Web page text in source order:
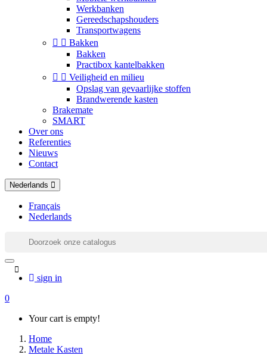
Werkbanken
Gereedschapshouders
Transportwagens
  Bakken
Bakken
Practibox kantelbakken
  Veiligheid en milieu
Opslag van gevaarlijke stoffen
Brandwerende kasten
Brakemate
SMART
Over ons
Referenties
Nieuws
Contact
Nederlands
Français
Nederlands
sign in
0
Your cart is empty!
Home
Metale Kasten